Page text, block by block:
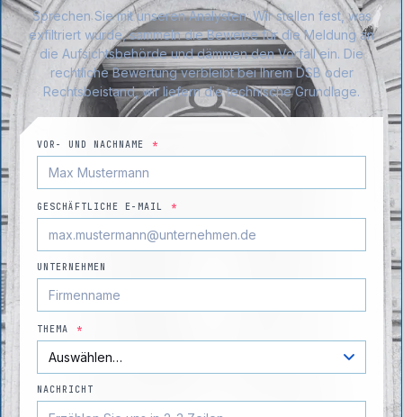
Sprechen Sie mit unseren Analysten: Wir stellen fest, was
exfiltriert wurde, sammeln die Beweise für die Meldung an
die Aufsichtsbehörde und dämmen den Vorfall ein. Die
rechtliche Bewertung verbleibt bei Ihrem DSB oder
Rechtsbeistand, wir liefern die technische Grundlage.
VOR- UND NACHNAME *
GESCHÄFTLICHE E-MAIL *
UNTERNEHMEN
THEMA *
NACHRICHT